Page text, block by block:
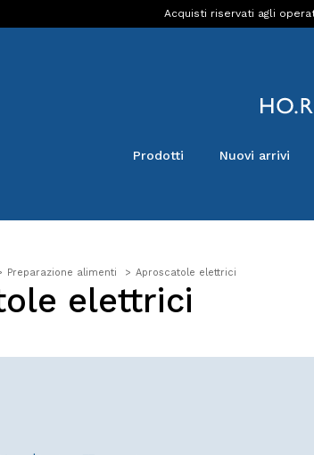
Acquisti riservati agli
Prodotti Nuovi arrivi
Preparazione alimenti Aproscatole elettrici
elettrici